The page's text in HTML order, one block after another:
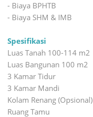
- Biaya BPHTB
- Biaya SHM & IMB
Spesifikasi
Luas Tanah 100-114 m2
Luas Bangunan 100 m2
3 Kamar Tidur
3 Kamar Mandi
Kolam Renang (Opsional)
Ruang Tamu